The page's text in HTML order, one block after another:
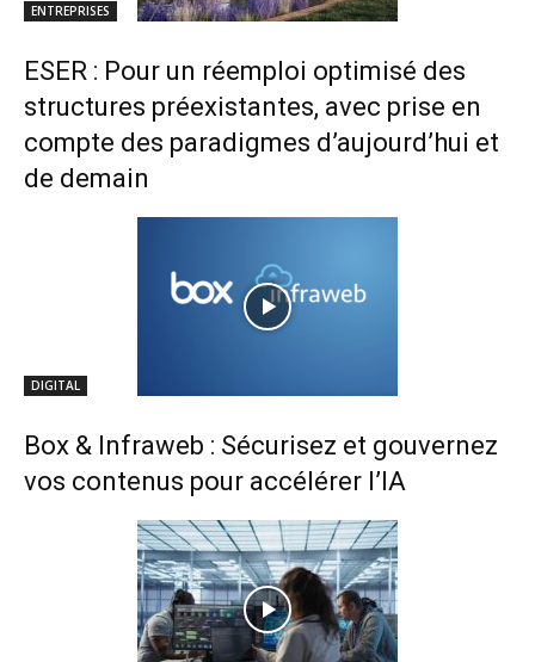
ENTREPRISES
ESER : Pour un réemploi optimisé des
structures préexistantes, avec prise en
compte des paradigmes d’aujourd’hui et
de demain
DIGITAL
Box & Infraweb : Sécurisez et gouvernez
vos contenus pour accélérer l’IA